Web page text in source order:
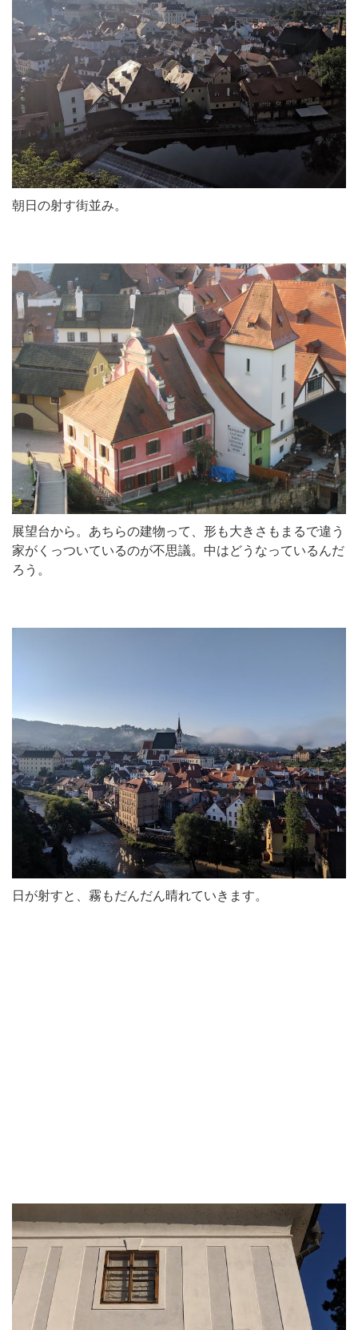
朝日の射す街並み。
展望台から。あちらの建物って、形も大きさもまるで違う
家がくっついているのが不思議。中はどうなっているんだ
ろう。
日が射すと、霧もだんだん晴れていきます。